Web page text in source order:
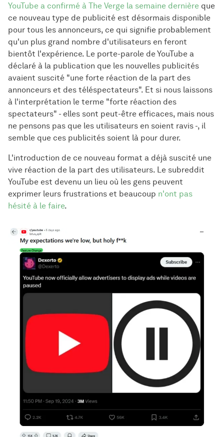
YouTube a confirmé à The Verge la semaine dernière que
ce nouveau type de publicité est désormais disponible
pour tous les annonceurs, ce qui signifie probablement
qu'un plus grand nombre d'utilisateurs en feront
bientôt l'expérience. Le porte-parole de YouTube a
déclaré à la publication que les nouvelles publicités
avaient suscité "une forte réaction de la part des
annonceurs et des téléspectateurs". Et si nous laissons
à l'interprétation le terme "forte réaction des
spectateurs" - elles sont peut-être efficaces, mais nous
ne pensons pas que les utilisateurs en soient ravis -, il
semble que ces publicités soient là pour durer.
L'introduction de ce nouveau format a déjà suscité une
vive réaction de la part des utilisateurs. Le subreddit
YouTube est devenu un lieu où les gens peuvent
exprimer leurs frustrations et beaucoup n'ont pas
hésité à le faire.